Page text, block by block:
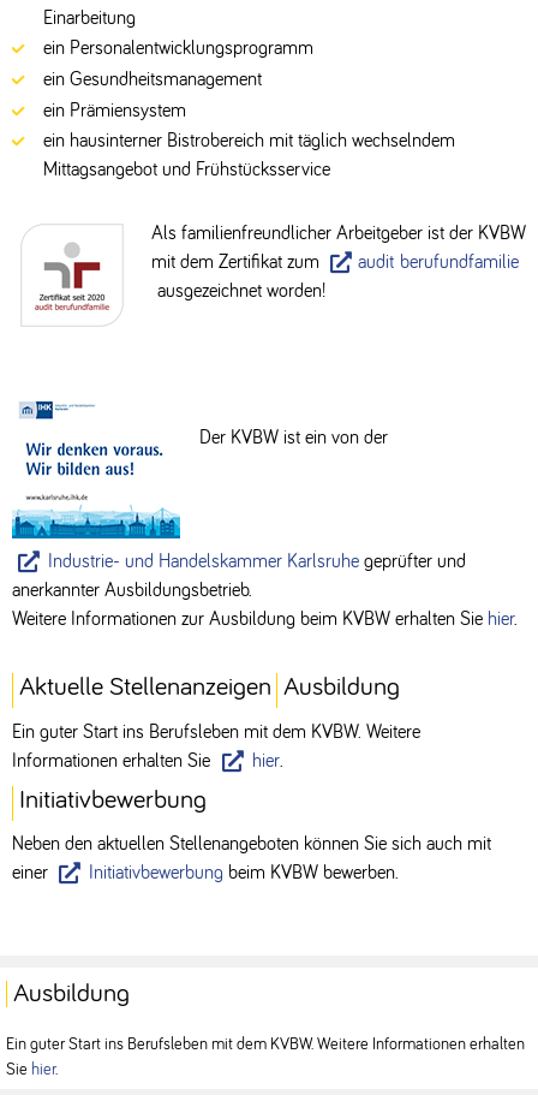
Einarbeitung
ein Personalentwicklungsprogramm
ein Gesundheitsmanagement
ein Prämiensystem
ein hausinterner Bistrobereich mit täglich wechselndem
Mittagsangebot und Frühstücksservice
Als familienfreundlicher Arbeitgeber ist der KVBW
mit dem Zertifikat zum
audit berufundfamilie
ausgezeichnet worden!
Der KVBW ist ein von der
Industrie- und Handelskammer Karlsruhe geprüfter und
anerkannter Ausbildungsbetrieb.
Weitere Informationen zur Ausbildung beim KVBW erhalten Sie hier.
Aktuelle Stellenanzeigen Ausbildung
Ein guter Start ins Berufsleben mit dem KVBW. Weitere
Informationen erhalten Sie
hier
Initiativbewerbung
Neben den aktuellen Stellenangeboten können Sie sich auch mit
einer
Initiativbewerbung beim KVBW bewerben.
Ausbildung
Ein guter Start ins Berufsleben mit dem KVBW. Weitere Informationen erhalten
Sie hier.